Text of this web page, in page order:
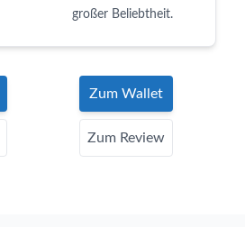
großer Beliebtheit.
Zum Wallet
Zum Review